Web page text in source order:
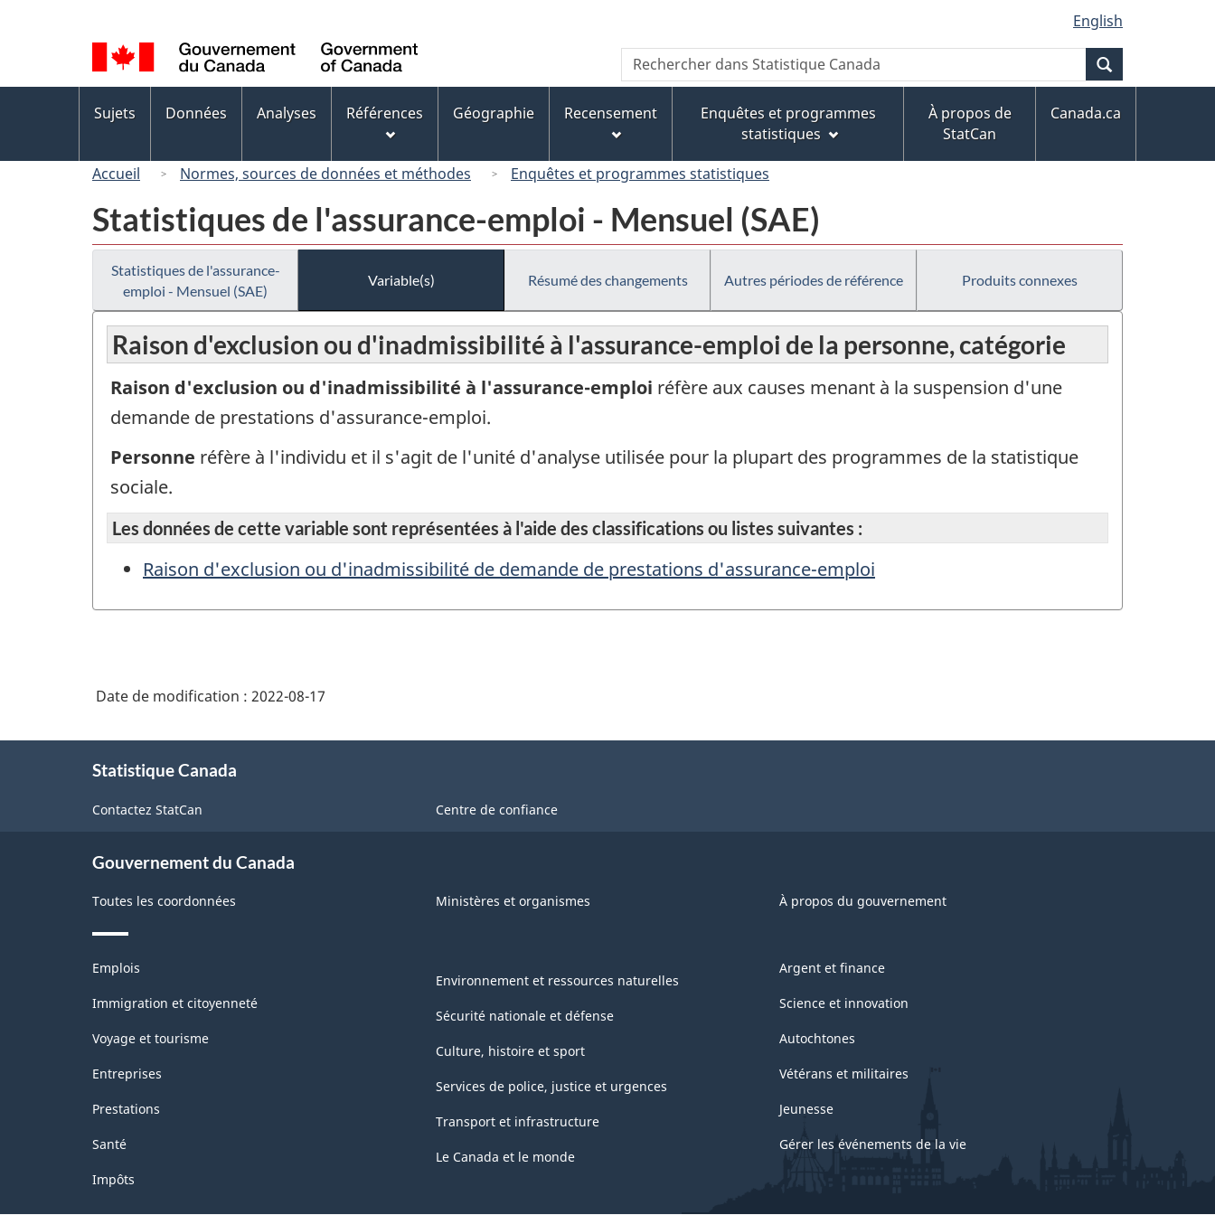
au
contenu
principal
« À
propos
de
ce
version
HTML
simplifiée
de
la
langue
English
Canada
Recherche
Rechercher
dans
Canada
des
Sujets Données Analyses Références Géographie Recensement
Enquêtes et programmes
statistiques
À propos de
StatCan
Canada.ca
Accueil Normes, sources de données et méthodes Enquêtes et programmes statistiques
Statistiques de l'assurance-emploi - Mensuel (SAE)
Statistiques de l'assurance-
emploi - Mensuel (SAE)
Variable(s) Résumé des changements Autres périodes de référence Produits connexes
Raison d'exclusion ou d'inadmissibilité à l'assurance-emploi de la personne, catégorie
Raison d'exclusion ou d'inadmissibilité à l'assurance-emploi réfère aux causes menant à la suspension d'une
demande de prestations d'assurance-emploi.
Personne réfère à l'individu et il s'agit de l'unité d'analyse utilisée pour la plupart des programmes de la statistique
sociale.
Les données de cette variable sont représentées à l'aide des classifications ou listes suivantes :
Raison d'exclusion ou d'inadmissibilité de demande de prestations d'assurance-emploi
Date de modification : 2022-08-17
Statistique Canada
Contactez StatCan Centre de confiance
Gouvernement du Canada
Toutes les coordonnées Ministères et organismes À propos du gouvernement
Thèmes
sujets
Emplois
Immigration et citoyenneté
Voyage et tourisme
Entreprises
Prestations
Santé
Impôts
Environnement et ressources naturelles
Sécurité nationale et défense
Culture, histoire et sport
Services de police, justice et urgences
Transport et infrastructure
Le Canada et le monde
Argent et finance
Science et innovation
Autochtones
Vétérans et militaires
Jeunesse
Gérer les événements de la vie